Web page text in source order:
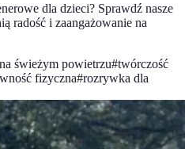
dla dzieci? Sprawdź nasze
radość i zaangażowanie na
świeżym powietrzu#twórczość
fizyczna#rozrywka dla